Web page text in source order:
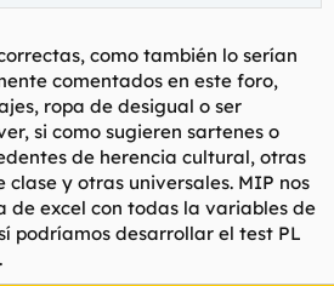
como también lo serían
comentados en este foro,
ropa de desigual o ser
si como sugieren sartenes o
de herencia cultural, otras
y otras universales. MIP nos
de excel con todas la variables de
podríamos desarrollar el test PL